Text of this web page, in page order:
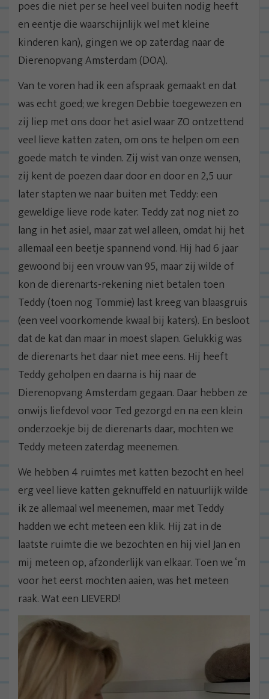
poes die niet per se heel veel buiten nodig heeft
en eentje die waarschijnlijk wel met kleine
kinderen kan), gingen we op zaterdag naar de
Dierenopvang Amsterdam (DOA).
Van te voren had ik een afspraak gemaakt en dat
was echt goed; we kregen Debbie toegewezen en
zij liep met ons door het asiel waar ZO ontzettend
veel lieve katten zaten, om ons te helpen om een
goede match te vinden. Zij wist van onze wensen,
zij kent de poezen daar door en door en 2,5 uur
later stapten we naar buiten met Teddy: een
geweldige lieve rode kater. Teddy zat nog niet zo
lang in het asiel, maar zat wel alleen, omdat hij het
allemaal een beetje spannend vond. Hij had 6 jaar
gewoond bij een vrouw van 95, maar zij wilde of
kon de dierenarts-rekening niet betalen toen
Teddy (toen nog Tommie) last kreeg van blaasgruis
(een veel voorkomende kwaal bij katers). En besloot
dat de kat dan maar in moest slapen. Gelukkig was
de dierenarts het daar niet mee eens. Hij heeft
Teddy geholpen en daarna is hij naar de
Dierenopvang Amsterdam gegaan. Daar hebben ze
onwijs liefdevol voor Ted gezorgd en na een klein
onderzoekje bij de dierenarts daar, mochten we
Teddy meteen zaterdag meenemen.
We hebben 4 ruimtes met katten bezocht en heel
erg veel lieve katten geknuffeld en natuurlijk wilde
ik ze allemaal wel meenemen, maar met Teddy
hadden we echt meteen een klik. Hij zat in de
laatste ruimte die we bezochten en hij viel Jan en
mij meteen op, afzonderlijk van elkaar. Toen we ‘m
voor het eerst mochten aaien, was het meteen
raak. Wat een LIEVERD!